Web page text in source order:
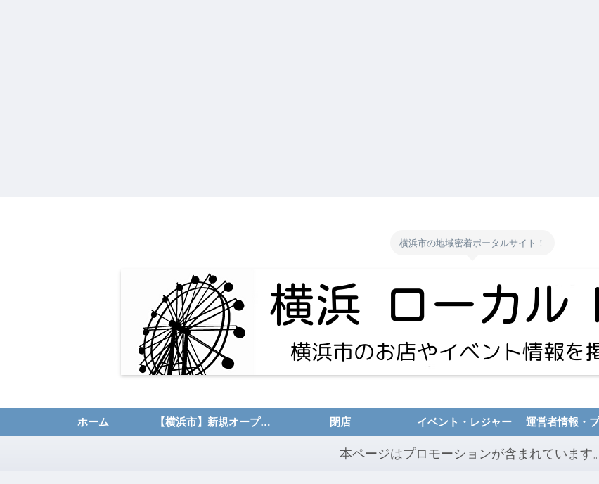
横浜市の地域密着ポータルサイト！
ホーム 【横浜市】新規オープン・開店情報 閉店 イベント・レジャー
本ページはプロモーションが含まれています。